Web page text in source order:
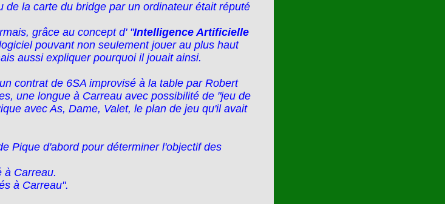
de la carte du bridge par un ordinateur était réputé
grâce au concept d' "Intelligence Artificielle
pouvant non seulement jouer au plus haut
aussi expliquer pourquoi il jouait ainsi.
contrat de 6SA improvisé à la table par Robert
une longue à Carreau avec possibilité de "jeu de
avec As, Dame, Valet, le plan de jeu qu'il avait
Pique d'abord pour déterminer l'objectif des
à Carreau.
à Carreau".